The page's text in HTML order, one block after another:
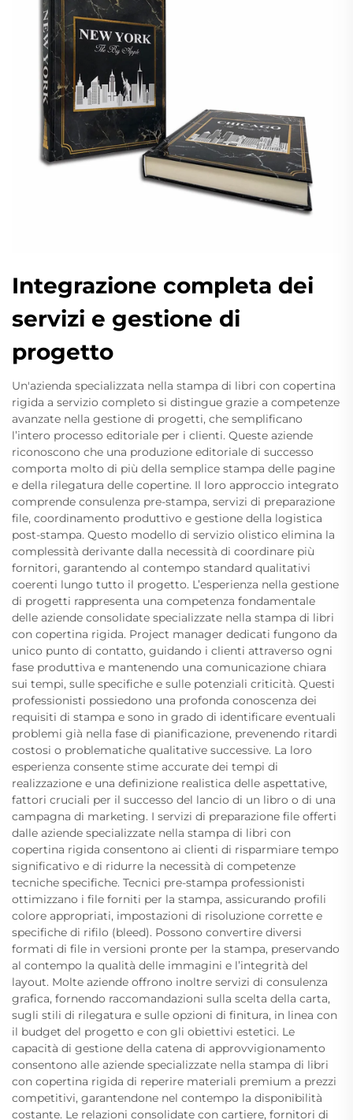
Integrazione completa dei
servizi e gestione di
progetto
Un'azienda specializzata nella stampa di libri con copertina
rigida a servizio completo si distingue grazie a competenze
avanzate nella gestione di progetti, che semplificano
l’intero processo editoriale per i clienti. Queste aziende
riconoscono che una produzione editoriale di successo
comporta molto di più della semplice stampa delle pagine
e della rilegatura delle copertine. Il loro approccio integrato
comprende consulenza pre-stampa, servizi di preparazione
file, coordinamento produttivo e gestione della logistica
post-stampa. Questo modello di servizio olistico elimina la
complessità derivante dalla necessità di coordinare più
fornitori, garantendo al contempo standard qualitativi
coerenti lungo tutto il progetto. L’esperienza nella gestione
di progetti rappresenta una competenza fondamentale
delle aziende consolidate specializzate nella stampa di libri
con copertina rigida. Project manager dedicati fungono da
unico punto di contatto, guidando i clienti attraverso ogni
fase produttiva e mantenendo una comunicazione chiara
sui tempi, sulle specifiche e sulle potenziali criticità. Questi
professionisti possiedono una profonda conoscenza dei
requisiti di stampa e sono in grado di identificare eventuali
problemi già nella fase di pianificazione, prevenendo ritardi
costosi o problematiche qualitative successive. La loro
esperienza consente stime accurate dei tempi di
realizzazione e una definizione realistica delle aspettative,
fattori cruciali per il successo del lancio di un libro o di una
campagna di marketing. I servizi di preparazione file offerti
dalle aziende specializzate nella stampa di libri con
copertina rigida consentono ai clienti di risparmiare tempo
significativo e di ridurre la necessità di competenze
tecniche specifiche. Tecnici pre-stampa professionisti
ottimizzano i file forniti per la stampa, assicurando profili
colore appropriati, impostazioni di risoluzione corrette e
specifiche di rifilo (bleed). Possono convertire diversi
formati di file in versioni pronte per la stampa, preservando
al contempo la qualità delle immagini e l’integrità del
layout. Molte aziende offrono inoltre servizi di consulenza
grafica, fornendo raccomandazioni sulla scelta della carta,
sugli stili di rilegatura e sulle opzioni di finitura, in linea con
il budget del progetto e con gli obiettivi estetici. Le
capacità di gestione della catena di approvvigionamento
consentono alle aziende specializzate nella stampa di libri
con copertina rigida di reperire materiali premium a prezzi
competitivi, garantendone nel contempo la disponibilità
costante. Le relazioni consolidate con cartiere, fornitori di